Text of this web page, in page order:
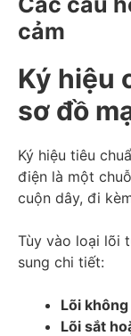
cảm
Ký hiệu
sơ đồ
Ký hiệu tiêu
điện là một
cuộn dây, đi
Tùy vào loại lõi
sung chi tiết:
Lõi
Lõi sắt